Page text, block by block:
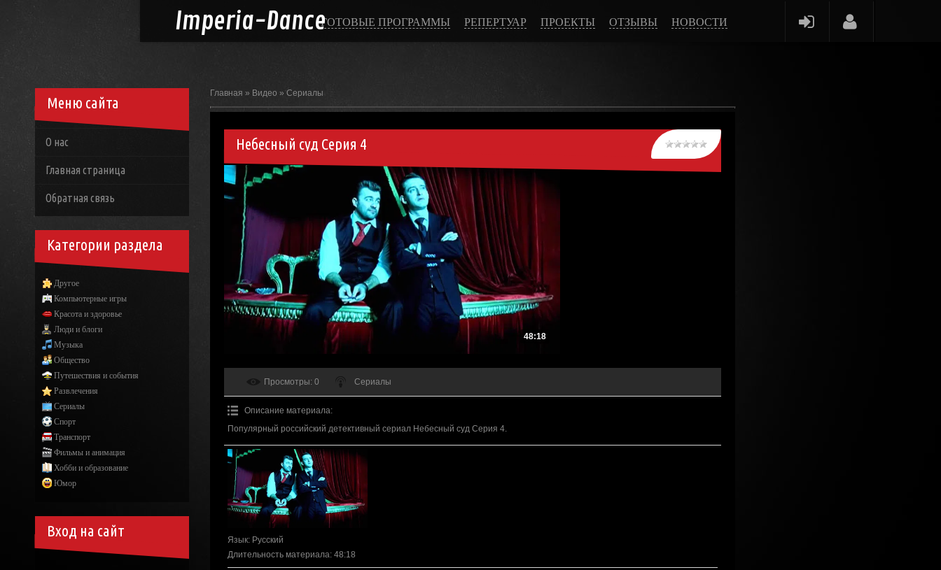
Imperia-DanceГОТОВЫЕ ПРОГРАММЫ РЕПЕРТУАР ПРОЕКТЫ ОТЗЫВЫ НОВОСТИ
Главная » Видео » Сериалы
Небесный суд Серия 4
48:18
Просмотры: 0 Сериалы
Описание материала:
Популярный российский детективный сериал Небесный суд Серия 4.
Язык: Русский
Длительность материала: 48:18
Меню сайта
О нас
Главная страница
Обратная связь
Категории раздела
Другое
Компьютерные игры
Красота и здоровье
Люди и блоги
Музыка
Общество
Путешествия и события
Развлечения
Сериалы
Спорт
Транспорт
Фильмы и анимация
Хобби и образование
Юмор
Вход на сайт